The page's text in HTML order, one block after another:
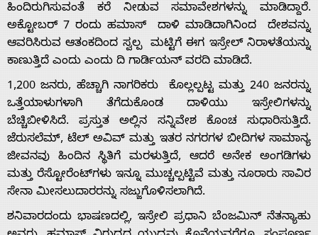
Home
About
ಹಿಂದಿರುಗಿಸುವಂತೆ ಕರೆ ನೀಡುವ ಸಮಾವೇಶಗಳನ್ನು ಮಾಡಿದ್ದಾರೆ.
ಅಕ್ಟೋಬರ್ 7 ರಂದು ಹಮಾಸ್ ದಾಳಿ ಮಾಡಿದಾಗಿನಿಂದ ದೇಶವನ್ನು
ಆವರಿಸಿರುವ ಆತಂಕದಿಂದ ಸ್ವಲ್ಪ ಮಟ್ಟಿಗೆ ಈಗ ಇಸ್ರೇಲ್‌ ನಿರಾಳತೆಯನ್ನು
ಕಾಣುತ್ತಿದೆ ಎಂದು ಎಂದು ದಿ ಗಾರ್ಡಿಯನ್ ವರದಿ ಮಾಡಿದೆ.
1,200 ಜನರು, ಹೆಚ್ಚಾಗಿ ನಾಗರಿಕರು ಕೊಲ್ಲಲ್ಪಟ್ಟ ಮತ್ತು 240 ಜನರನ್ನು
ಒತ್ತೆಯಾಳುಗಳಾಗಿ ತೆಗೆದುಕೊಂಡ ದಾಳಿಯು ಇಸ್ರೇಲಿಗಳನ್ನು
ಬೆಚ್ಚಿಬೀಳಿಸಿದೆ. ಪ್ರಸ್ತುತ ಅಲ್ಲಿನ ಸನ್ನಿವೇಶ ಕೊಂಚ ಸುಧಾರಿಸುತ್ತಿದೆ.
ಜೆರುಸಲೆಮ್, ಟೆಲ್ ಅವಿವ್ ಮತ್ತು ಇತರ ನಗರಗಳ ಬೀದಿಗಳ ಸಾಮಾನ್ಯ
ಜೀವನವು ಹಿಂದಿನ ಸ್ಥಿತಿಗೆ ಮರಳುತ್ತಿದೆ, ಆದರೆ ಅನೇಕ ಅಂಗಡಿಗಳು
ಮತ್ತು ರೆಸ್ಟೋರೆಂಟ್‌ಗಳು ಇನ್ನೂ ಮುಚ್ಚಲ್ಪಟ್ಟಿವೆ ಮತ್ತು ನೂರಾರು ಸಾವಿರ
ಸೇನಾ ಮೀಸಲುದಾರರನ್ನು ಸಜ್ಜುಗೊಳಿಸಲಾಗಿದೆ.
ಶನಿವಾರದಂದು ಭಾಷಣದಲ್ಲಿ, ಇಸ್ರೇಲಿ ಪ್ರಧಾನಿ ಬೆಂಜಮಿನ್ ನೆತನ್ಯಾಹು